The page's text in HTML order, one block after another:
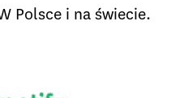
Polsce i na świecie.